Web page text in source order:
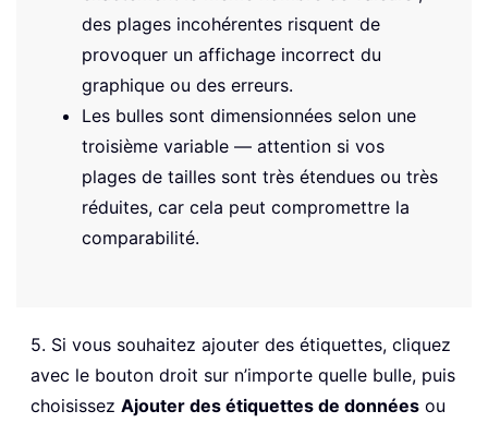
des plages incohérentes risquent de
provoquer un affichage incorrect du
graphique ou des erreurs.
Les bulles sont dimensionnées selon une
troisième variable — attention si vos
plages de tailles sont très étendues ou très
réduites, car cela peut compromettre la
comparabilité.
5. Si vous souhaitez ajouter des étiquettes, cliquez
avec le bouton droit sur n’importe quelle bulle, puis
choisissez Ajouter des étiquettes de données ou